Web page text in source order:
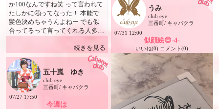
か100なんですね笑 って言われて
たしかに🤔ってなった！ 本能で
髪色決めちゃうんよねー でも似
合ってるって言ってくれる人多く
続きを見る
うみ
club eye
三番町/ キャバクラ
07/31 12:00
似顔絵😊-4-
いいね(0) コメント(0)
五十嵐 ゆき
club eye
三番町/ キャバクラ
07/27 17:50
今週は